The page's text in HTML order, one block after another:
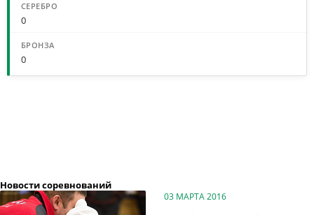
0
0
Новости соревнований
03 МАРТА 2016